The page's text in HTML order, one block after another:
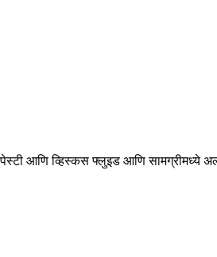
पेस्टी आणि व्हिस्कस फ्लुइड आणि सामग्रीमध्ये